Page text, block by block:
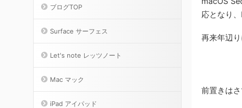
応となり
再来年辺
前置きは
ブログTOP
Surface サーフェス
Let's note レッツノート
Mac マック
iPad アイパッド